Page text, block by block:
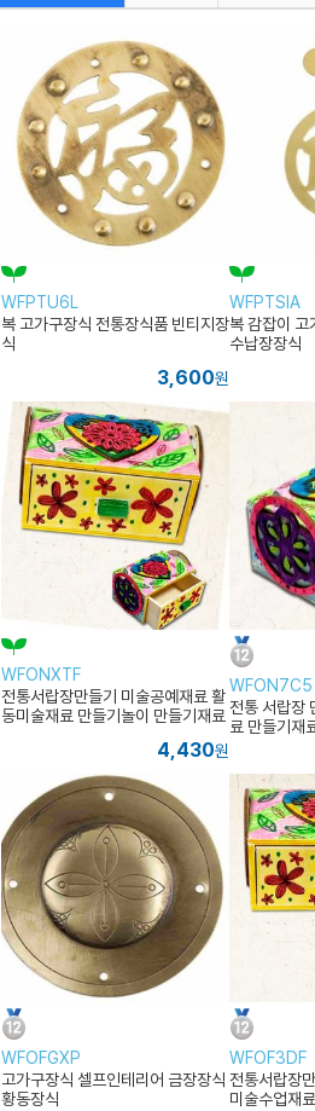
WFPTU6L
복 고가구장식 전통장식품 빈티지장
식
3,600원
WFPTSIA
복 감잡이 고
수납장장식
WFONXTF
전통서랍장만들기 미술공예재료 활
동미술재료 만들기놀이 만들기재료
4,430원
WFON7C5
전통 서랍장
료 만들기재
WFOFGXP
고가구장식 셀프인테리어 금장장식
황동장식
WFOF3DF
전통서랍장
미술수업재